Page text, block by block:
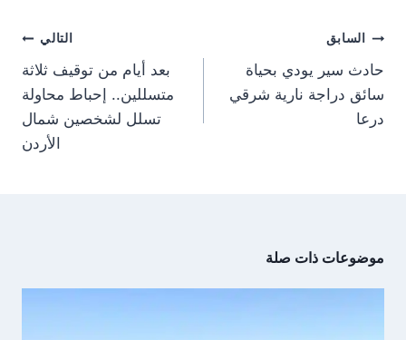
تصفّح
المقالات
السابق
حادث سير يودي بحياة
سائق دراجة نارية شرقي
درعا
التالي
بعد أيام من توقيف ثلاثة
متسللين.. إحباط محاولة
تسلل لشخصين شمال
الأردن
موضوعات ذات صلة